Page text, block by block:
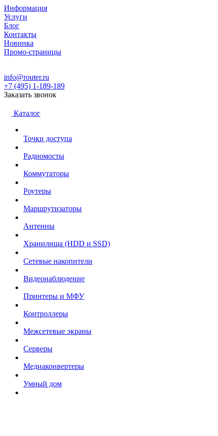
Информация
Услуги
Блог
Контакты
Новинка
Промо-страницы
info@router.ru
+7 (495) 1-189-189
Заказать звонок
Каталог
Точки доступа
Радиомосты
Коммутаторы
Роутеры
Маршрутизаторы
Антенны
Хранилища (HDD и SSD)
Сетевые накопители
Видеонаблюдение
Принтеры и МФУ
Контроллеры
Межсетевые экраны
Серверы
Медиаконвертеры
Умный дом